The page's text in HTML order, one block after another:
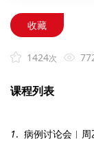
收藏
1424次
课程列表
1. 病例讨论会︱周